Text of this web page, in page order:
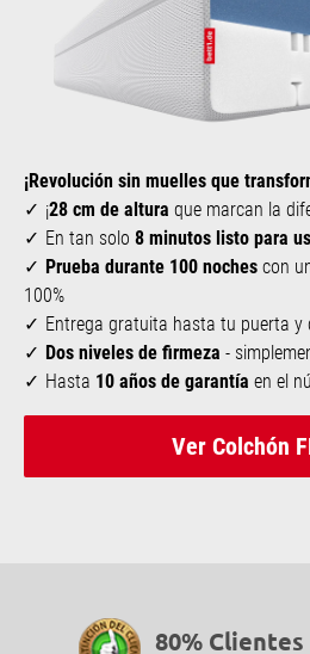
¡Revolución sin muelles que
¡28 cm de altura que marcan la
En tan solo 8 minutos listo para
Prueba durante 100 noches con
100%
Entrega gratuita hasta tu puerta y
Dos niveles de firmeza -
Hasta 10 años de garantía en el
Ver Colchón
80%